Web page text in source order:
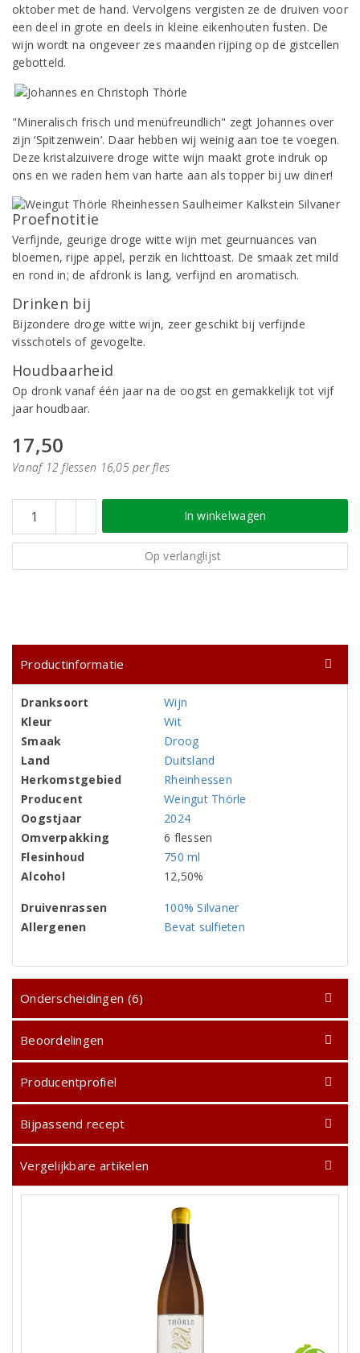
oktober met de hand. Vervolgens vergisten ze de druiven voor
een deel in grote en deels in kleine eikenhouten fusten. De
wijn wordt na ongeveer zes maanden rijping op de gistcellen
gebotteld.
"Mineralisch frisch und menüfreundlich" zegt Johannes over
zijn ‘Spitzenwein’. Daar hebben wij weinig aan toe te voegen.
Deze kristalzuivere droge witte wijn maakt grote indruk op
ons en we raden hem van harte aan als topper bij uw diner!
Proefnotitie
Verfijnde, geurige droge witte wijn met geurnuances van
bloemen, rijpe appel, perzik en lichttoast. De smaak zet mild
en rond in; de afdronk is lang, verfijnd en aromatisch.
Drinken bij
Bijzondere droge witte wijn, zeer geschikt bij verfijnde
visschotels of gevogelte.
Houdbaarheid
Op dronk vanaf één jaar na de oogst en gemakkelijk tot vijf
jaar houdbaar.
17,50
Vanaf 12 flessen 16,05 per fles
In winkelwagen
Op verlanglijst
Productinformatie
Dranksoort
Wijn
Kleur
Wit
Smaak
Droog
Land
Duitsland
Herkomstgebied
Rheinhessen
Producent
Weingut Thörle
Oogstjaar
2024
Omverpakking
6 flessen
Flesinhoud
750 ml
Alcohol
12,50%
Druivenrassen
100% Silvaner
Allergenen
Bevat sulfieten
Onderscheidingen (6)
Beoordelingen
Producentprofiel
Bijpassend recept
Vergelijkbare artikelen